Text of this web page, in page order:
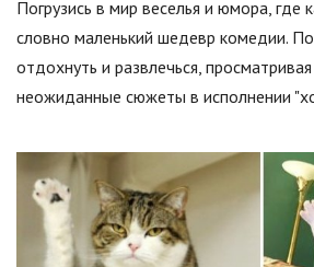
Погрузись в мир веселья и юмора, где
словно маленький шедевр комедии.
отдохнуть и развлечься,
неожиданные сюжеты в исполнении